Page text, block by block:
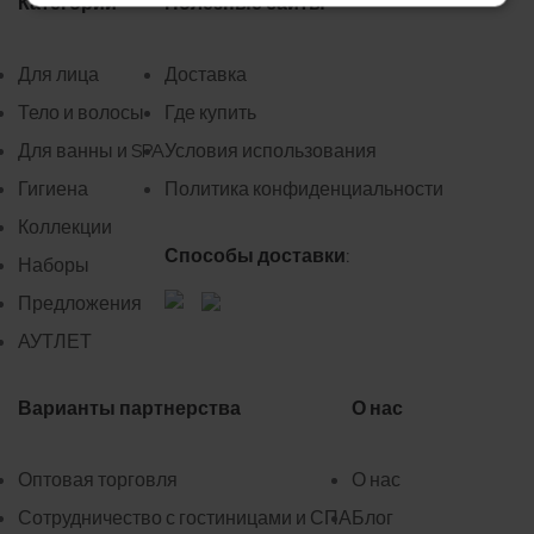
Для лица
Тело и волосы
Для ванны и SPA
Гигиена
Коллекции
Наборы
Предложения
АУТЛЕТ
Доставка
Где купить
Условия использования
Политика конфиденциальности
Способы доставки:
Варианты партнерства
Оптовая торговля
Сотрудничество с гостиницами и СПА
О нас
О нас
Блог